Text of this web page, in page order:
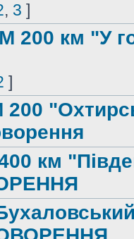
, 3 ]
200 км "У
]
200
км